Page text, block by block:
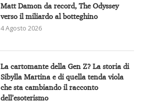
Matt Damon da record, The Odyssey
verso il miliardo al botteghino
4 Agosto 2026
La cartomante della Gen Z? La storia di
Sibylla Martina e di quella tenda viola
che sta cambiando il racconto
dell’esoterismo